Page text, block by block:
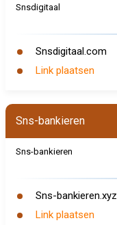
Snsdigitaal
Snsdigitaal.com
Link plaatsen
Sns-bankieren
Sns-bankieren
Sns-bankieren.xyz
Link plaatsen